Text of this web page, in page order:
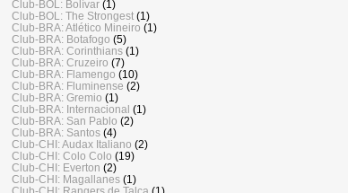
Club-BOL: Bolívar (1)
Club-BOL: The Strongest (1)
Club-BRA: Atlético Mineiro (1)
Club-BRA: Botafogo (5)
Club-BRA: Corinthians (1)
Club-BRA: Cruzeiro (7)
Club-BRA: Flamengo (10)
Club-BRA: Fluminense (2)
Club-BRA: Gremio (1)
Club-BRA: Internacional (1)
Club-BRA: San Pablo (2)
Club-BRA: Santos (4)
Club-CHI: Audax Italiano (2)
Club-CHI: Colo Colo (19)
Club-CHI: Everton (2)
Club-CHI: Magallanes (1)